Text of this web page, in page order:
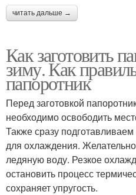
Заготовки с
Заготовки с
пошаговыми фото
Любимая заготовка
читать дальше →
Как заготовить
зиму. Как
папоротник
Перед заготовкой
необходимо освободить
Также сразу
для охлаждения.
ледяную воду. Резкое
остановить процесс
сохраняет упругость.